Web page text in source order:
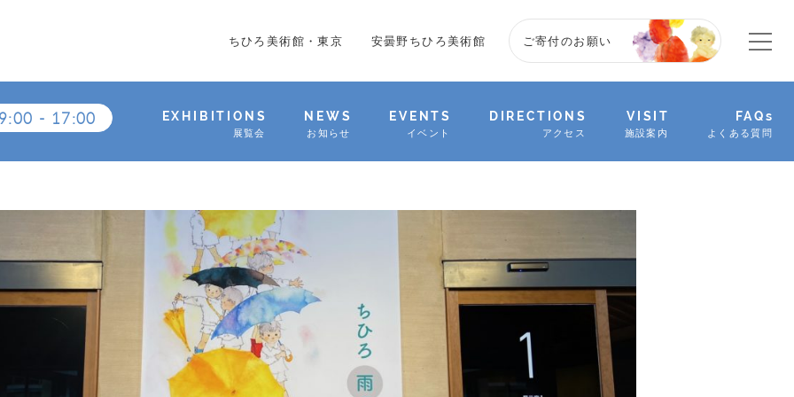
ちひろ美術館・東京 安曇野ちひろ美術館 ご寄付のお願い
- 17:00 EXHIBITIONS
展覧会
NEWS
お知らせ
EVENTS
イベント
DIRECTIONS
アクセス
VISIT
施設案内
FAQs
よくある質問